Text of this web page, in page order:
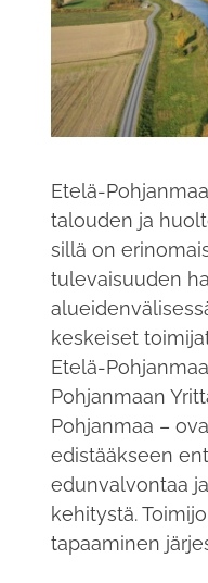
Etelä-
talouden ja
sillä on
tulevaisuuden
keskeiset
Etelä-
Pohjanmaan
Pohjanmaa –
edistääkseen
edunvalvontaa
kehitystä.
tapaaminen